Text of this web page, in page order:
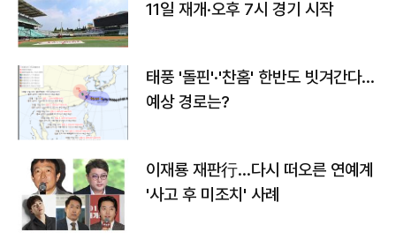
11일 재개·오후 7시 경기 시작
태풍 '돌핀'·'찬홈' 한반도 빗겨간다…
예상 경로는?
이재룡 재판行…다시 떠오른 연예계
'사고 후 미조치' 사례